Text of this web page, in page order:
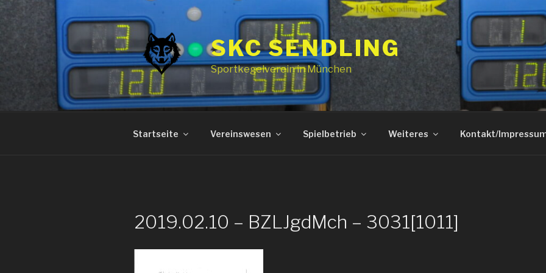
Zum
Inhalt
springen
SKC SENDLING
Sportkegelverein in München
Startseite Vereinswesen Spielbetrieb Weiteres Kontakt/
2019.02.10 – BZLJgdMch – 3031[1011]